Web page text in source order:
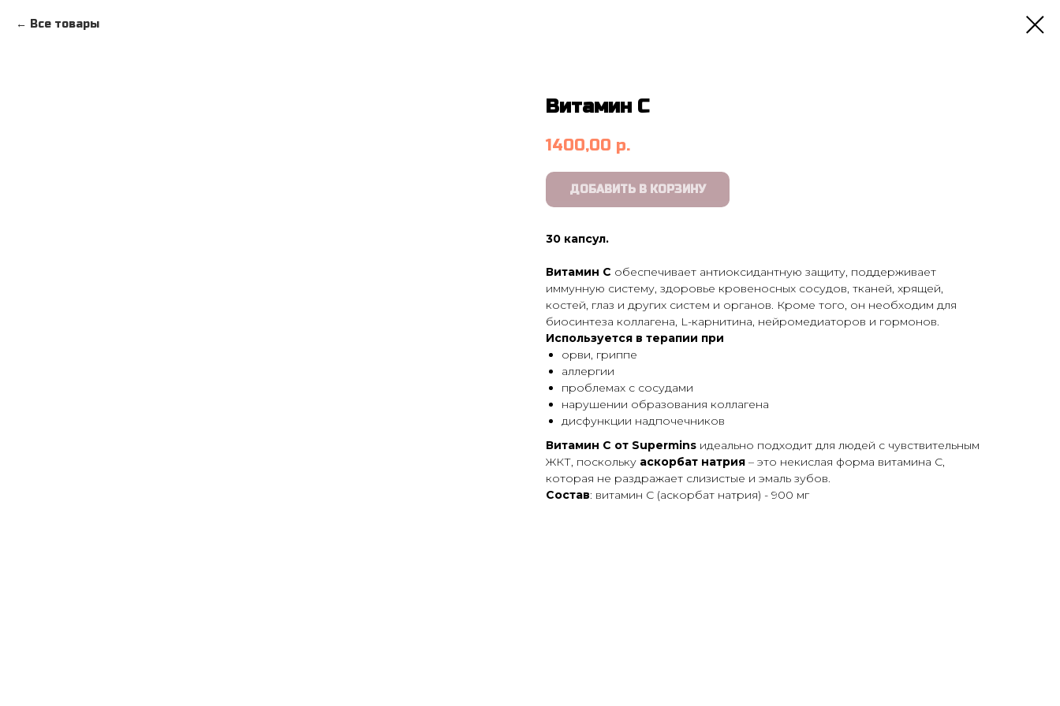
Все товары
Витамин С
1400,00 р.
ДОБАВИТЬ В КОРЗИНУ
30 капсул.
Витамин С обеспечивает антиоксидантную защиту, поддерживает
иммунную систему, здоровье кровеносных сосудов, тканей, хрящей,
костей, глаз и других систем и органов. Кроме того, он необходим для
биосинтеза коллагена, L-карнитина, нейромедиаторов и гормонов.
Используется в терапии при
орви, гриппе
аллергии
проблемах с сосудами
нарушении образования коллагена
дисфункции надпочечников
Витамин С от Supermins идеально подходит для людей с чувствительным
ЖКТ, поскольку аскорбат натрия – это некислая форма витамина С,
которая не раздражает слизистые и эмаль зубов.
Состав: витамин С (аскорбат натрия) - 900 мг